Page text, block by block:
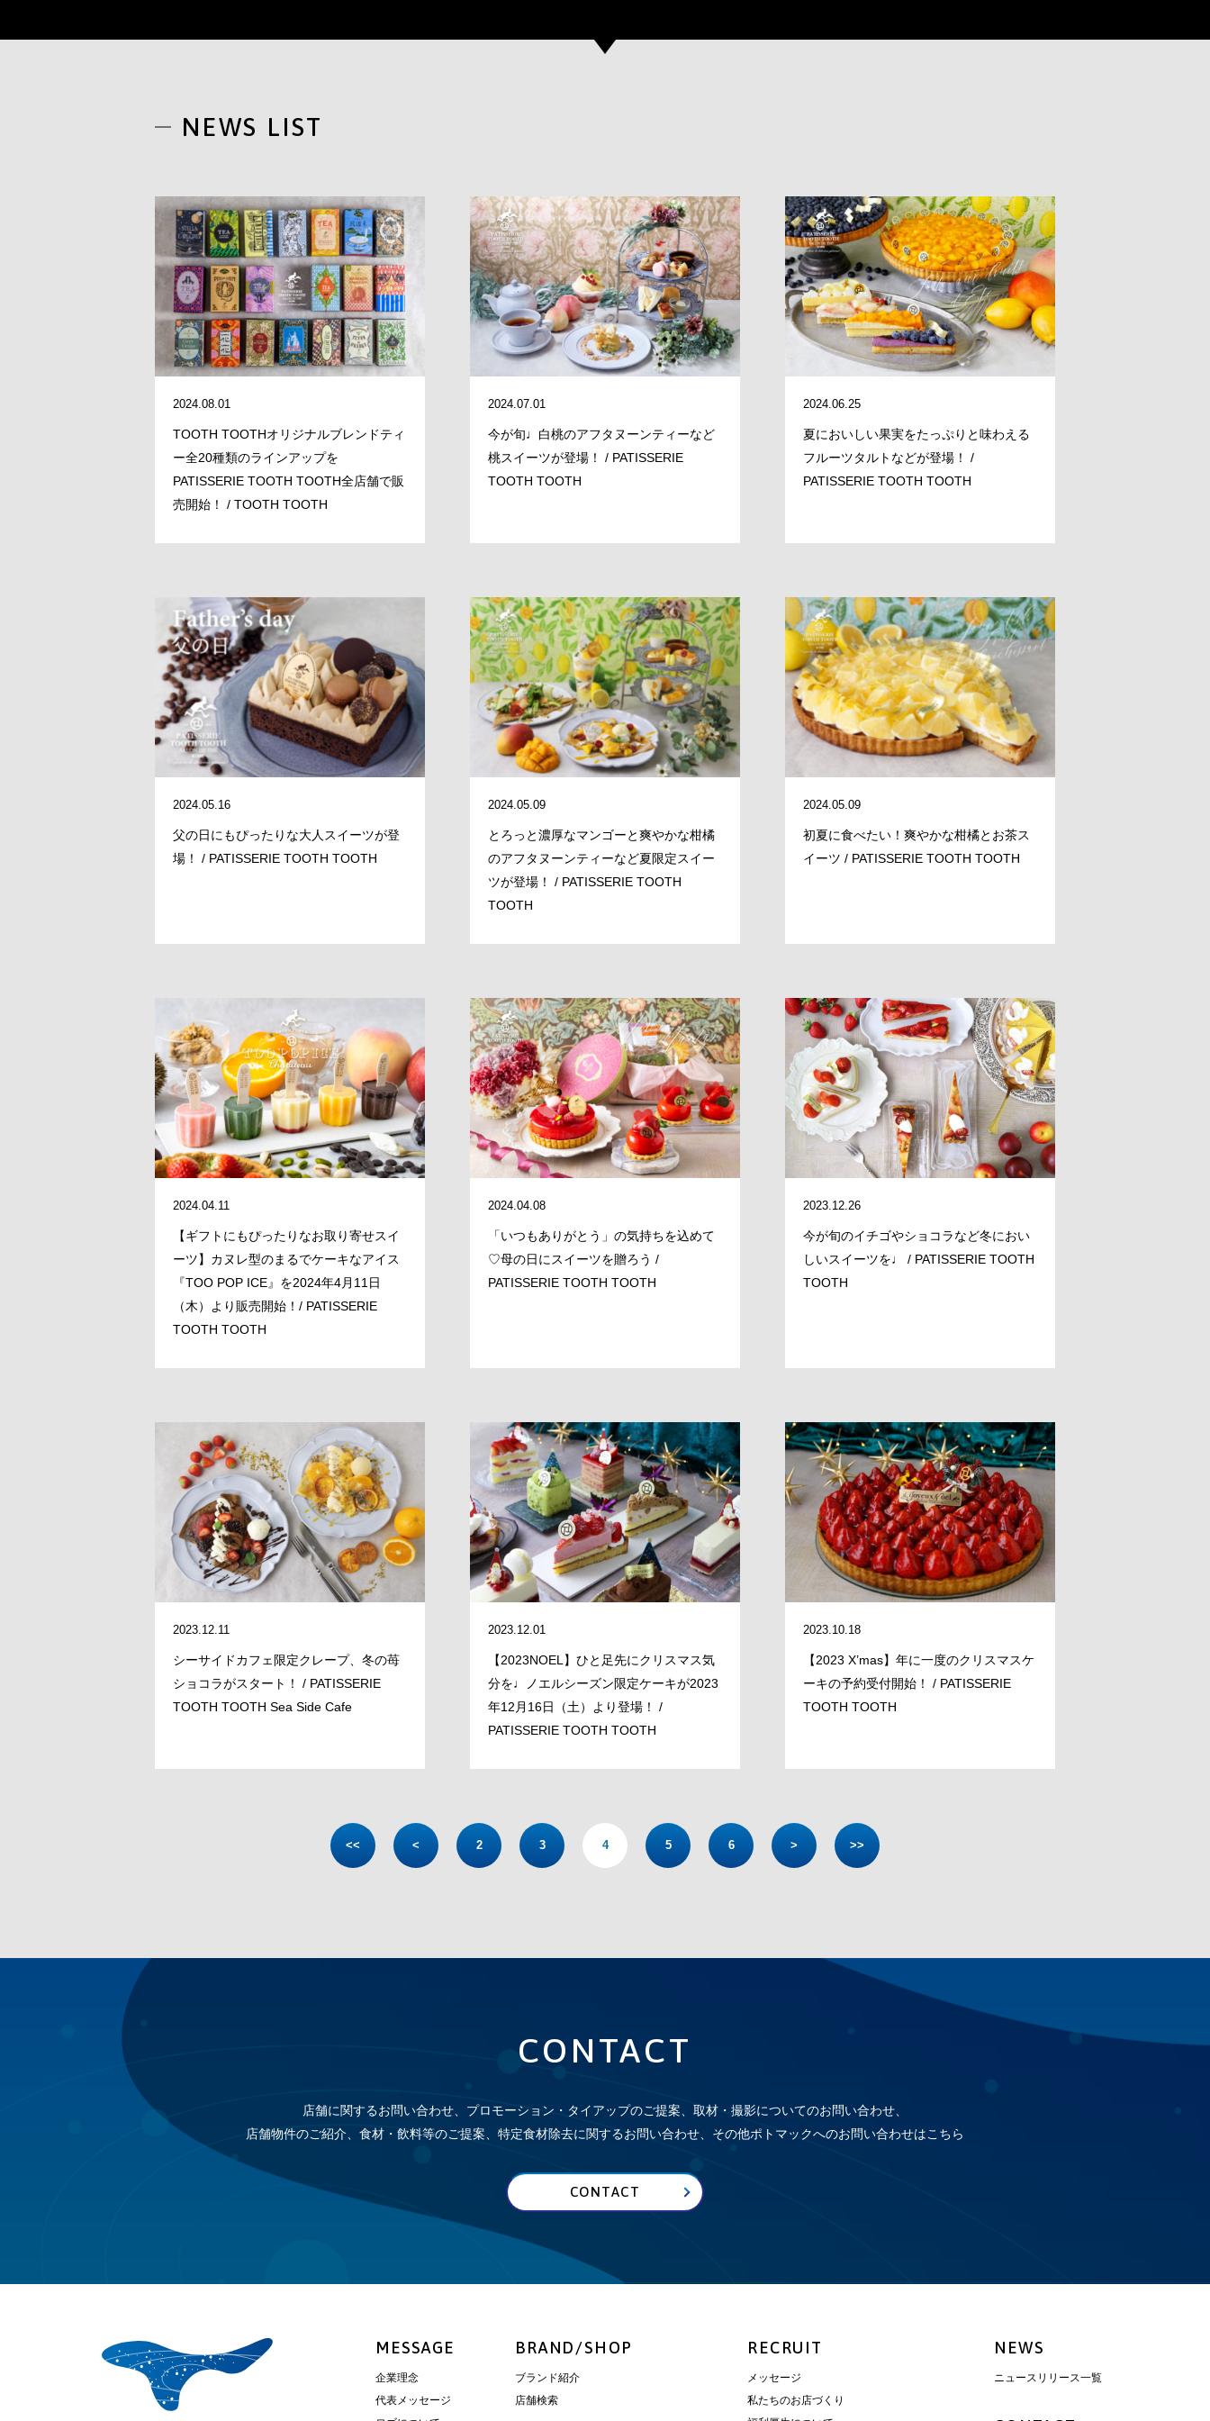
MESSAGE
COMPANY
BRAND/SHOP
DOMAIN
RECRUIT
NEWS
CLOSE
NEWS LIST
2024.08.01
TOOTH TOOTHオリジナルブレンドティ
ー全20種類のラインアップを
PATISSERIE TOOTH TOOTH全店舗で販
売開始！ / TOOTH TOOTH
2024.07.01
今が旬♩白桃のアフタヌーンティーなど
桃スイーツが登場！ / PATISSERIE
TOOTH TOOTH
2024.06.25
夏においしい果実をたっぷりと味わえる
フルーツタルトなどが登場！ /
PATISSERIE TOOTH TOOTH
2024.05.16
父の日にもぴったりな大人スイーツが登
場！ / PATISSERIE TOOTH TOOTH
2024.05.09
とろっと濃厚なマンゴーと爽やかな柑橘
のアフタヌーンティーなど夏限定スイー
ツが登場！ / PATISSERIE TOOTH
TOOTH
2024.05.09
初夏に食べたい！爽やかな柑橘とお茶ス
イーツ / PATISSERIE TOOTH TOOTH
2024.04.11
【ギフトにもぴったりなお取り寄せスイ
ーツ】カヌレ型のまるでケーキなアイス
『TOO POP ICE』を2024年4月11日
（木）より販売開始！/ PATISSERIE
TOOTH TOOTH
2024.04.08
「いつもありがとう」の気持ちを込めて
♡母の日にスイーツを贈ろう /
PATISSERIE TOOTH TOOTH
2023.12.26
今が旬のイチゴやショコラなど冬におい
しいスイーツを♩ / PATISSERIE TOOTH
TOOTH
2023.12.11
シーサイドカフェ限定クレープ、冬の苺
ショコラがスタート！ / PATISSERIE
TOOTH TOOTH Sea Side Cafe
2023.12.01
【2023NOEL】ひと足先にクリスマス気
分を♩ノエルシーズン限定ケーキが2023
年12月16日（土）より登場！ /
PATISSERIE TOOTH TOOTH
2023.10.18
【2023 X’mas】年に一度のクリスマスケ
ーキの予約受付開始！ / PATISSERIE
TOOTH TOOTH
<< < 2 3 4 5 6 > >>
CONTACT
店舗に関するお問い合わせ、プロモーション・タイアップのご提案、取材・撮影についてのお問い合わせ、
店舗物件のご紹介、食材・飲料等のご提案、特定食材除去に関するお問い合わせ、その他ポトマックへのお問い合わせはこちら
CONTACT
MESSAGE
企業理念
代表メッセージ
BRAND/SHOP
ブランド紹介
店舗検索
RECRUIT
メッセージ
私たちのお店づくり
NEWS
ニュースリリース一覧